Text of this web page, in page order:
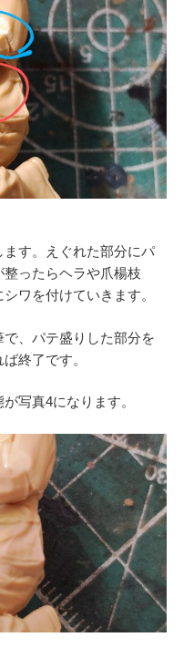
す。えぐれた部分にパ
ったらヘラや爪楊枝
ワを付けていきます。
、パテ盛りした部分を
終了です。
写真4になります。